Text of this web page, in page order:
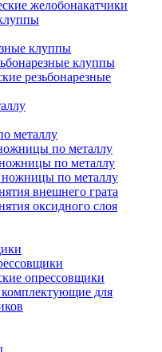
желобонакатчики
клуппы
клуппы
резьбонарезные
металлу
по металлу
по металлу
по металлу
внешнего грата
оксидного слоя
опрессовщики
комплектующие для